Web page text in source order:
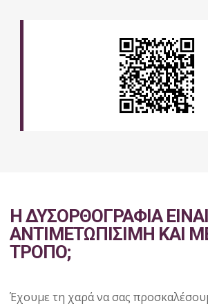
Η ΔΥΣΟΡΘΟΓΡΑΦΙΑ ΕΙΝΑΙ
ΑΝΤΙΜΕΤΩΠΙΣΙΜΗ ΚΑΙ
ΤΡΟΠΟ;
Έχουμε τη χαρά να σας